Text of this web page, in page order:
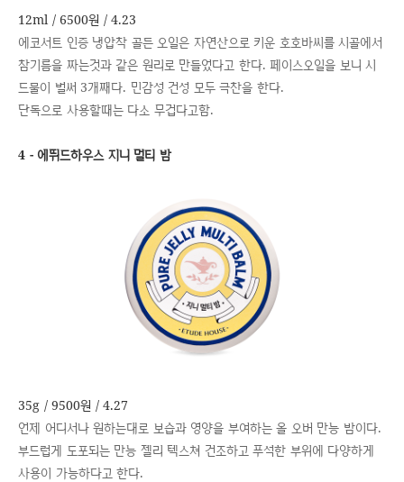
12ml / 6500원 / 4.23
에코서트 인증 냉압착 골든 오일은 자연산으로 키운 호호바씨를 시골에서
참기름을 짜는것과 같은 원리로 만들었다고 한다. 페이스오일을 보니 시
드물이 벌써 3개째다. 민감성 건성 모두 극찬을 한다.
단독으로 사용할때는 다소 무겁다고함.
4 - 에뛰드하우스 지니 멀티 밤
35g / 9500원 / 4.27
언제 어디서나 원하는대로 보습과 영양을 부여하는 올 오버 만능 밤이다.
부드럽게 도포되는 만능 젤리 텍스쳐 건조하고 푸석한 부위에 다양하게
사용이 가능하다고 한다.